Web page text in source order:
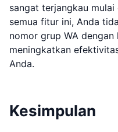
sangat terjangkau
semua fitur ini, Anda
nomor grup WA
meningkatkan
Anda.
Kesimpulan